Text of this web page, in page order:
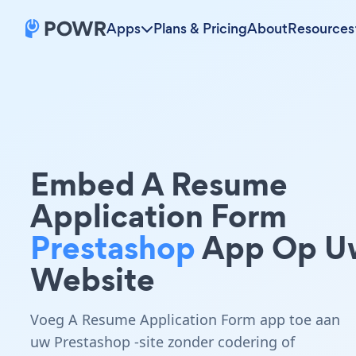
Apps Plans & PricingAboutResources
Embed A Resume
Application Form
PrestashopApp Op
Website
Voeg A Resume Application Form app toe aan
uw Prestashop -site zonder codering of